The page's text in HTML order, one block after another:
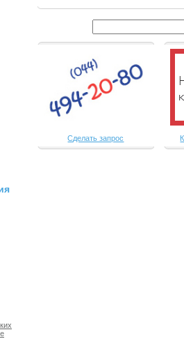
Сделать запрос